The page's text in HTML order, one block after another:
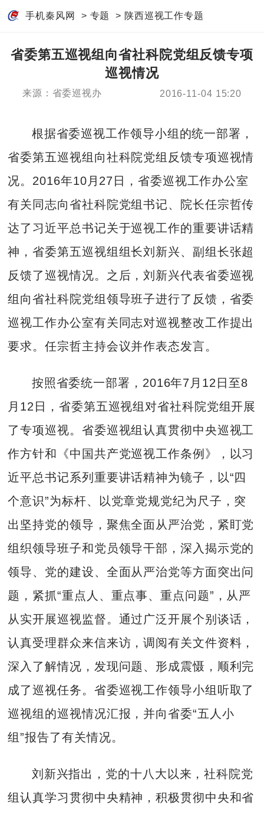
手机秦风网 > 专题 > 陕西巡视工作专题
省委第五巡视组向省社科院党组反馈专项
巡视情况
来源：省委巡视办 2016-11-04 15:20
根据省委巡视工作领导小组的统一部署，
省委第五巡视组向社科院党组反馈专项巡视情
况。2016年10月27日，省委巡视工作办公室
有关同志向省社科院党组书记、院长任宗哲传
达了习近平总书记关于巡视工作的重要讲话精
神，省委第五巡视组组长刘新兴、副组长张超
反馈了巡视情况。之后，刘新兴代表省委巡视
组向省社科院党组领导班子进行了反馈，省委
巡视工作办公室有关同志对巡视整改工作提出
要求。任宗哲主持会议并作表态发言。
按照省委统一部署，2016年7月12日至8
月12日，省委第五巡视组对省社科院党组开展
了专项巡视。省委巡视组认真贯彻中央巡视工
作方针和《中国共产党巡视工作条例》，以习
近平总书记系列重要讲话精神为镜子，以“四
个意识”为标杆、以党章党规党纪为尺子，突
出坚持党的领导，聚焦全面从严治党，紧盯党
组织领导班子和党员领导干部，深入揭示党的
领导、党的建设、全面从严治党等方面突出问
题，紧抓“重点人、重点事、重点问题”，从严
从实开展巡视监督。通过广泛开展个别谈话，
认真受理群众来信来访，调阅有关文件资料，
深入了解情况，发现问题、形成震慑，顺利完
成了巡视任务。省委巡视工作领导小组听取了
巡视组的巡视情况汇报，并向省委“五人小
组”报告了有关情况。
刘新兴指出，党的十八大以来，社科院党
组认真学习贯彻中央精神，积极贯彻中央和省